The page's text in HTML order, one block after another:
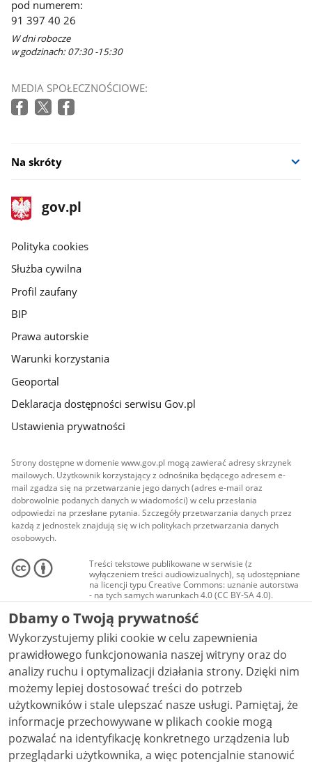
pod numerem:
91 397 40 26
W dni robocze
w godzinach: 07:30 -15:30
MEDIA SPOŁECZNOŚCIOWE:
Na skróty
stopka
gov.pl
Strona
gov.pl
gov.pl
Polityka cookies
Służba cywilna
Profil zaufany
BIP
Prawa autorskie
Warunki korzystania
Geoportal
Deklaracja dostępności serwisu Gov.pl
Ustawienia prywatności
Strony dostępne w domenie www.gov.pl mogą zawierać adresy skrzynek
mailowych. Użytkownik korzystający z odnośnika będącego adresem e-
mail zgadza się na przetwarzanie jego danych (adres e-mail oraz
dobrowolnie podanych danych w wiadomości) w celu przesłania
odpowiedzi na przesłane pytania. Szczegóły przetwarzania danych przez
każdą z jednostek znajdują się w ich politykach przetwarzania danych
osobowych.
Treści tekstowe publikowane w serwisie (z
wyłączeniem treści audiowizualnych), są udostępniane
na licencji typu Creative Commons: uznanie autorstwa
- na tych samych warunkach 4.0 (CC BY-SA 4.0).
Materiały audiowizualne, w tym zdjęcia, materiały
audio i wideo, są udostępniane na licencji typu
Creative Commons: uznanie autorstwa użycie
niekomercyjne - bez utworów zależnych 4.0 (CC BY-
NC-ND 4.0), o ile nie jest to stwierdzone inaczej.
Dbamy o Twoją prywatność
Wykorzystujemy pliki cookie w celu zapewnienia
prawidłowego funkcjonowania naszej witryny oraz do
analizy ruchu i optymalizacji działania strony. Dzięki nim
możemy lepiej dostosować treści do potrzeb
użytkowników i stale ulepszać nasze usługi. Pamiętaj, że
informacje przechowywane w plikach cookie mogą
pozwalać na identyfikację konkretnego urządzenia lub
przeglądarki użytkownika, a więc potencjalnie stanowić